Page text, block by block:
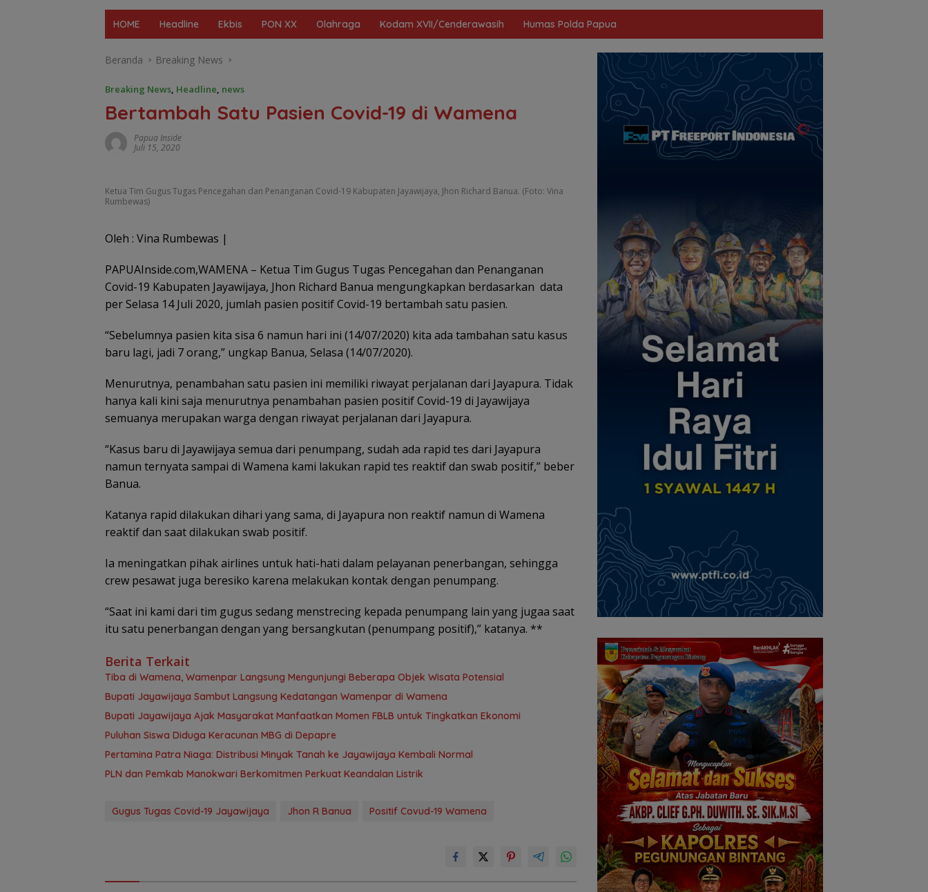
HOME Headline Ekbis PON XX Olahraga Kodam XVII/Cenderawasih Humas Polda Papua
Beranda Breaking News
Breaking News, Headline, news
Bertambah Satu Pasien Covid-19 di Wamena
Papua Inside
Juli 15, 2020
Ketua Tim Gugus Tugas Pencegahan dan Penanganan Covid-19 Kabupaten Jayawijaya, Jhon Richard Banua. (Foto: Vina
Rumbewas)
Oleh : Vina Rumbewas |
PAPUAInside.com,WAMENA – Ketua Tim Gugus Tugas Pencegahan dan Penanganan
Covid-19 Kabupaten Jayawijaya, Jhon Richard Banua mengungkapkan berdasarkan data
per Selasa 14 Juli 2020, jumlah pasien positif Covid-19 bertambah satu pasien.
“Sebelumnya pasien kita sisa 6 namun hari ini (14/07/2020) kita ada tambahan satu kasus
baru lagi, jadi 7 orang,” ungkap Banua, Selasa (14/07/2020).
Menurutnya, penambahan satu pasien ini memiliki riwayat perjalanan dari Jayapura. Tidak
hanya kali kini saja menurutnya penambahan pasien positif Covid-19 di Jayawijaya
semuanya merupakan warga dengan riwayat perjalanan dari Jayapura.
“Kasus baru di Jayawijaya semua dari penumpang, sudah ada rapid tes dari Jayapura
namun ternyata sampai di Wamena kami lakukan rapid tes reaktif dan swab positif,” beber
Banua.
Katanya rapid dilakukan dihari yang sama, di Jayapura non reaktif namun di Wamena
reaktif dan saat dilakukan swab positif.
Ia meningatkan pihak airlines untuk hati-hati dalam pelayanan penerbangan, sehingga
crew pesawat juga beresiko karena melakukan kontak dengan penumpang.
“Saat ini kami dari tim gugus sedang menstrecing kepada penumpang lain yang jugaa saat
itu satu penerbangan dengan yang bersangkutan (penumpang positif),” katanya. **
Berita Terkait
Tiba di Wamena, Wamenpar Langsung Mengunjungi Beberapa Objek Wisata Potensial
Bupati Jayawijaya Sambut Langsung Kedatangan Wamenpar di Wamena
Bupati Jayawijaya Ajak Masyarakat Manfaatkan Momen FBLB untuk Tingkatkan Ekonomi
Puluhan Siswa Diduga Keracunan MBG di Depapre
Pertamina Patra Niaga: Distribusi Minyak Tanah ke Jayawijaya Kembali Normal
PLN dan Pemkab Manokwari Berkomitmen Perkuat Keandalan Listrik
Gugus Tugas Covid-19 Jayawijaya Jhon R Banua Positif Covud-19 Wamena